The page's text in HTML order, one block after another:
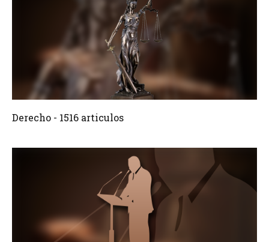
Crear 1516 Articulos
Derecho - 1516 articulos